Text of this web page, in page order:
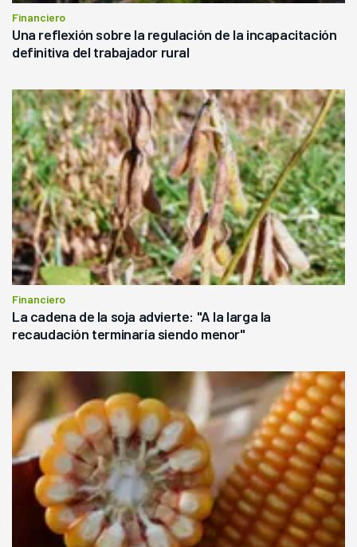
Financiero
Una reflexión sobre la regulación de la incapacitación
definitiva del trabajador rural
Financiero
La cadena de la soja advierte: "A la larga la
recaudación terminaría siendo menor"